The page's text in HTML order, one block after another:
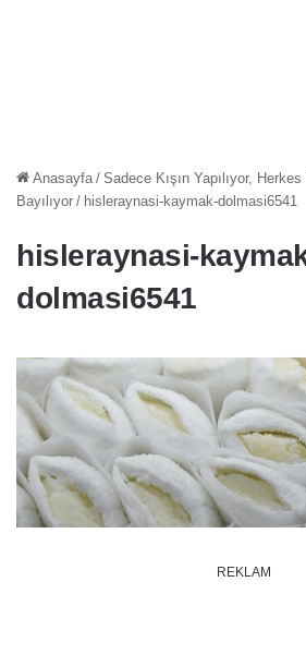
Anasayfa / Sadece Kışın Yapılıyor, Herkes
Bayılıyor / hisleraynasi-kaymak-dolmasi6541
hisleraynasi-
dolmasi6541
REKLAM